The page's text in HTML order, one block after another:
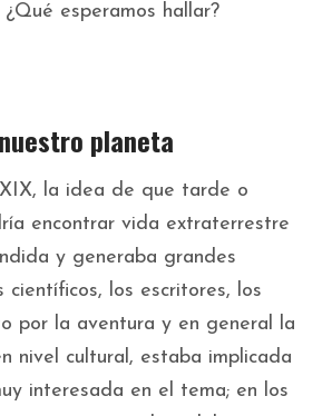
¿Qué esperamos hallar?
planeta
la idea de que tarde o
encontrar vida extraterrestre
y generaba grandes
científicos, los escritores, los
por la aventura y en general la
nivel cultural, estaba implicada
interesada en el tema; en los